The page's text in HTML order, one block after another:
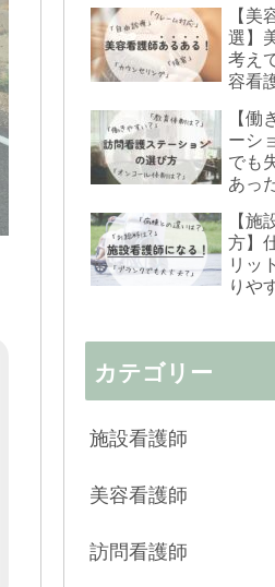
【
選】
考え
容看
【
ーシ
でも
あっ
【
方】
リッ
りや
カテゴリー
施設看護師
美容看護師
訪問看護師